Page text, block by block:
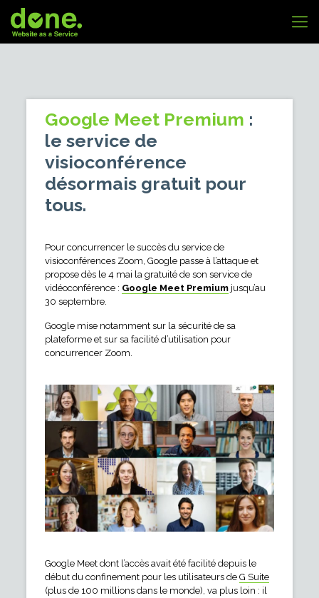
Google Meet Premium :
le service de
visioconférence
désormais gratuit pour
tous.
Pour concurrencer le succès du service de
visioconférences Zoom, Google passe à l’attaque et
propose dès le 4 mai la gratuité de son service de
vidéoconférence : Google Meet Premiumjusqu’au
30 septembre.
Google mise notamment sur la sécurité de sa
plateforme et sur sa facilité d’utilisation pour
concurrencer Zoom.
Google Meet dont l’accès avait été facilité depuis le
début du confinement pour les utilisateurs de G Suite
(plus de 100 millions dans le monde), va plus loin : il